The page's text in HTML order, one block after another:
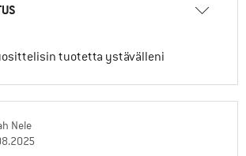
tuotetta ystävälleni
Nele